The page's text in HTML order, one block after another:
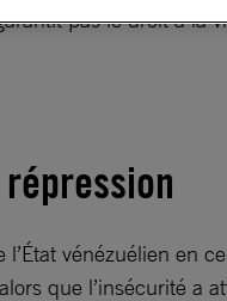
pas le droit à la
vénézuélien en
que l’insécurité a